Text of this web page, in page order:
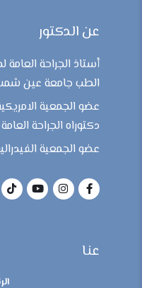
عن الدكتور
أستاذ الجراحة
الطب جامعة عين
عضو الجمعية
دكتوراه الجراحة
عضو الجمعية
عنا